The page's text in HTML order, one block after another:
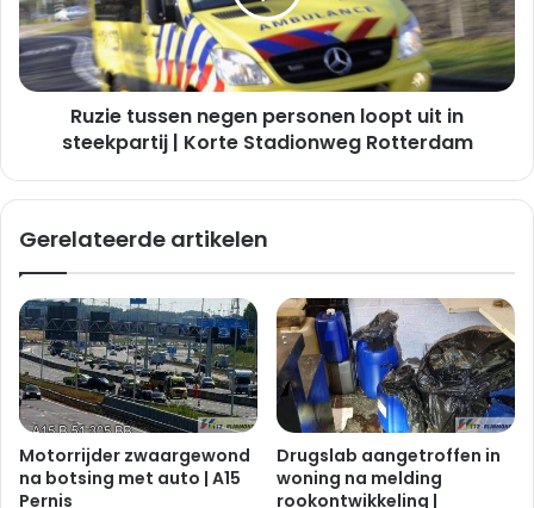
uit
in
steekpartij
|
Stadionweg
Ruzie tussen negen personen loopt uit in
steekpartij | Korte Stadionweg Rotterdam
Gerelateerde artikelen
Motorrijder zwaargewond
na botsing met auto | A15
Pernis
Drugslab aangetroffen in
woning na melding
rookontwikkeling |